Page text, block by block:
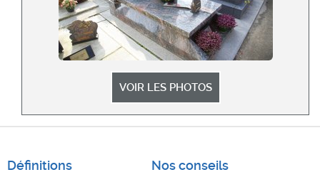
VOIR LES PHOTOS
Définitions Nos conseils